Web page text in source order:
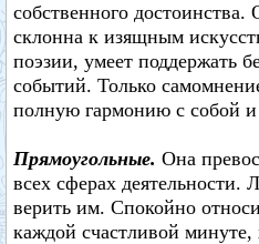
собственного достоинства.
склонна к изящным
поэзии, умеет поддержать
событий. Только
полную гармонию с собой
Прямоугольные. Она
всех сферах
верить им. Спокойно
каждой счастливой минуте,